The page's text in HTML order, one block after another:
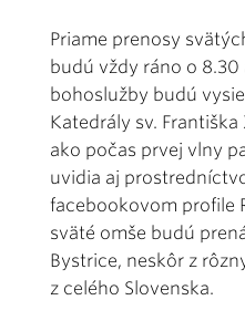
Priame prenosy
budú vždy ráno o 8.30
bohoslužby budú
Katedrály sv.
ako počas prvej vlny
uvidia aj
facebookovom profile
sväté omše budú
Bystrice, neskôr z
z celého Slovenska.